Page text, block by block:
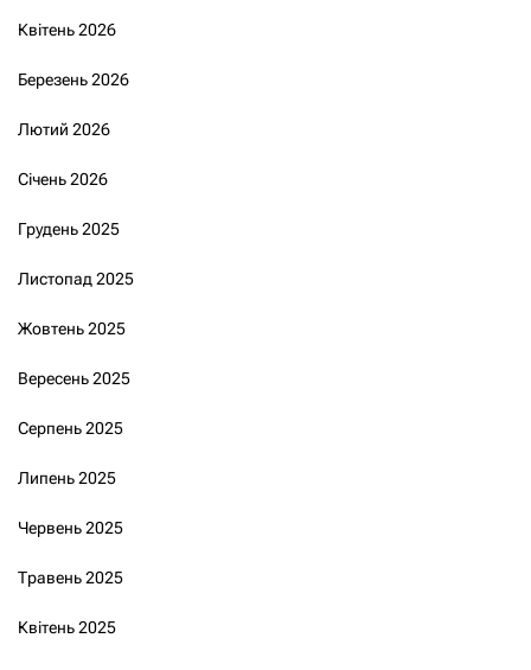
Квітень 2026
Березень 2026
Лютий 2026
Січень 2026
Грудень 2025
Листопад 2025
Жовтень 2025
Вересень 2025
Серпень 2025
Липень 2025
Червень 2025
Травень 2025
Квітень 2025